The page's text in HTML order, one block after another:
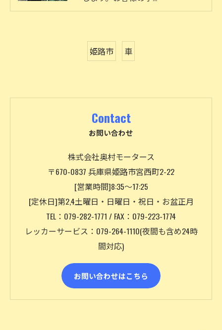
姫路市 車
お問い合わせ
Contact
株式会社奥村モータース
〒670-0837 兵庫県姫路市宮西町2-22
[営業時間]8:35～17:25
[定休日]第2,4土曜日・日曜日・祝日・お盆正月
TEL：079-282-1771 / FAX：079-223-1774
レッカーサービス：079-264-1110(夜間も含め24時
間対応)
お問い合わせはこちら